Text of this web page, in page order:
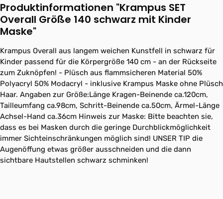
Produktinformationen "Krampus SET
Overall Größe 140 schwarz mit Kinder
Maske"
Krampus Overall aus langem weichen Kunstfell in schwarz für
Kinder passend für die Körpergröße 140 cm - an der Rückseite
zum Zuknöpfen! - Plüsch aus flammsicheren Material 50%
Polyacryl 50% Modacryl - inklusive Krampus Maske ohne Plüsch
Haar. Angaben zur Größe:Länge Kragen-Beinende ca.120cm,
Tailleumfang ca.98cm, Schritt-Beinende ca.50cm, Ärmel-Länge
Achsel-Hand ca.36cm Hinweis zur Maske: Bitte beachten sie,
dass es bei Masken durch die geringe Durchblickmöglichkeit
immer Sichteinschränkungen möglich sind! UNSER TIP die
Augenöffung etwas größer ausschneiden und die dann
sichtbare Hautstellen schwarz schminken!